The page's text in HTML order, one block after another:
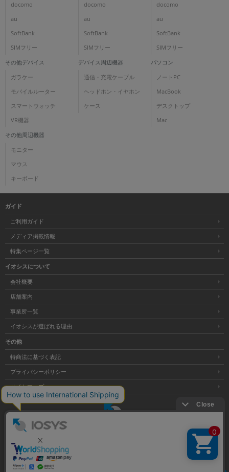
docomo
au
SoftBank
SIMフリー
docomo
au
SoftBank
SIMフリー
docomo
au
SoftBank
SIMフリー
その他デバイス
ガラケー
モバイルルーター
スマートウォッチ
VR機器
デバイス周辺機器
通信・充電ケーブル
ヘッドホン・イヤホン
ケース
パソコン
ノートPC
MacBook
デスクトップ
Mac
その他周辺機器
モニター
マウス
キーボード
ガイド
ご利用ガイド
メディア掲載情報
特集ページ一覧
イオシスについて
会社概要
店舗案内
事業所一覧
イオシスが選ばれる理由
その他
特商法に基づく表記
プライバシーポリシー
サイトマップ
Copyright © 株式会社イオシス All Rights Reserved. クリア